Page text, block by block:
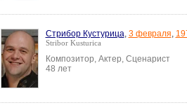
Стрибор Кустурица, 3 февраля,
Stribor Kusturica
Композитор, Актер, Сценарист
48 лет